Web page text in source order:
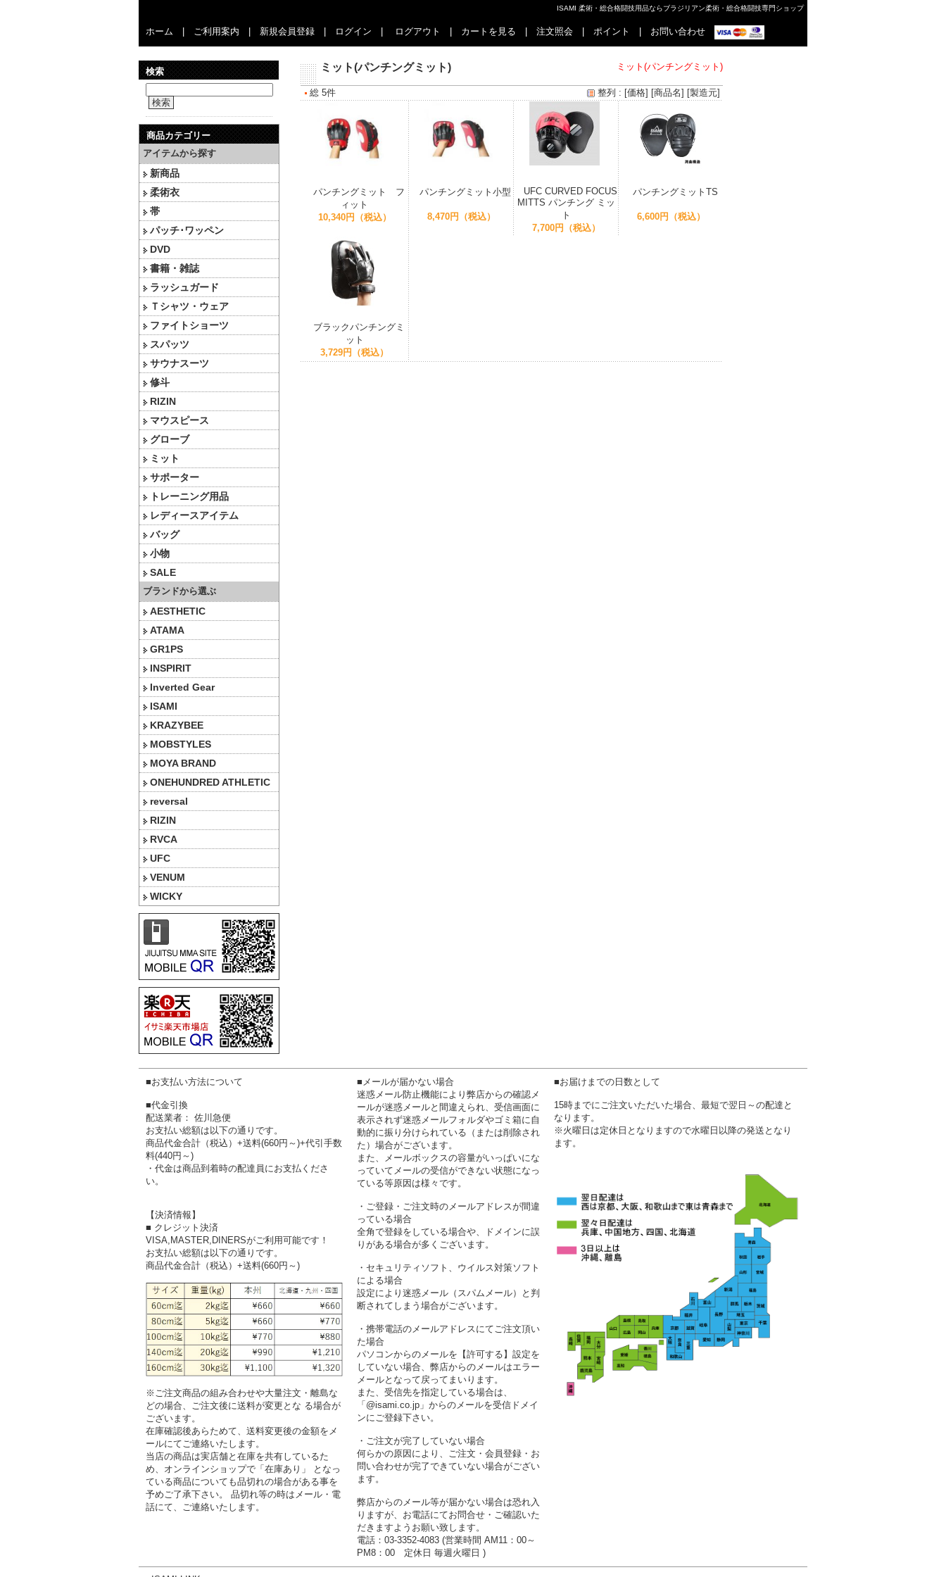
ISAMI 柔術・総合格闘技用品ならブラジリアン柔術・総合格闘技専門ショップ
ホーム ご利用案内 新規会員登録 ログイン ログアウト カートを見る 注文照会 ポイント お問い合わせ
検索
検索
商品カテゴリー
アイテムから探す
新商品
柔術衣
帯
パッチ･ワッペン
DVD
書籍・雑誌
ラッシュガード
Ｔシャツ・ウェア
ファイトショーツ
スパッツ
サウナスーツ
修斗
RIZIN
マウスピース
グローブ
ミット
サポーター
トレーニング用品
レディースアイテム
バッグ
小物
SALE
ブランドから選ぶ
AESTHETIC
ATAMA
GR1PS
INSPIRIT
Inverted Gear
ISAMI
KRAZYBEE
MOBSTYLES
MOYA BRAND
ONEHUNDRED ATHLETIC
reversal
RIZIN
RVCA
UFC
VENUM
WICKY
ミット(パンチングミット) ミット(パンチングミット)
総 5件 整列 : [価格] [商品名] [製造元]
パンチングミット フ
ィット
10,340円（税込）
パンチングミット小型
8,470円（税込）
UFC CURVED FOCUS
MITTS パンチング ミッ
ト
7,700円（税込）
パンチングミットTS
6,600円（税込）
ブラックパンチングミ
ット
3,729円（税込）
■お支払い方法について
■代金引換
配送業者： 佐川急便
お支払い総額は以下の通りです。
商品代金合計（税込）+送料(660円～)+代引手数
料(440円～)
・代金は商品到着時の配達員にお支払くださ
い。
【決済情報】
■ クレジット決済
VISA,MASTER,DINERSがご利用可能です！
お支払い総額は以下の通りです。
商品代金合計（税込）+送料(660円～)
※ご注文商品の組み合わせや大量注文・離島な
どの場合、ご注文後に送料が変更とな る場合が
ございます。
在庫確認後あらためて、送料変更後の金額をメ
ールにてご連絡いたします。
当店の商品は実店舗と在庫を共有しているた
め、オンラインショップで「在庫あり」 となっ
ている商品についても品切れの場合がある事を
予めご了承下さい。 品切れ等の時はメール・電
話にて、ご連絡いたします。
■メールが届かない場合
迷惑メール防止機能により弊店からの確認メ
ールが迷惑メールと間違えられ、受信画面に
表示されず迷惑メールフォルダやゴミ箱に自
動的に振り分けられている（または削除され
た）場合がございます。
また、メールボックスの容量がいっぱいにな
っていてメールの受信ができない状態になっ
ている等原因は様々です。
・ご登録・ご注文時のメールアドレスが間違
っている場合
全角で登録をしている場合や、ドメインに誤
りがある場合が多くございます。
・セキュリティソフト、ウイルス対策ソフト
による場合
設定により迷惑メール（スパムメール）と判
断されてしまう場合がございます。
・携帯電話のメールアドレスにてご注文頂い
た場合
パソコンからのメールを【許可する】設定を
していない場合、弊店からのメールはエラー
メールとなって戻ってまいります。
また、受信先を指定している場合は、
「@isami.co.jp」からのメールを受信ドメイ
ンにご登録下さい。
・ご注文が完了していない場合
何らかの原因により、ご注文・会員登録・お
問い合わせが完了できていない場合がござい
ます。
弊店からのメール等が届かない場合は恐れ入
りますが、お電話にてお問合せ・ご確認いた
だきますようお願い致します。
電話：03-3352-4083 (営業時間 AM11：00～
PM8：00 定休日 毎週火曜日 )
■お届けまでの日数として
15時までにご注文いただいた場合、最短で翌日～の配達と
なります。
※火曜日は定休日となりますので水曜日以降の発送となり
ます。